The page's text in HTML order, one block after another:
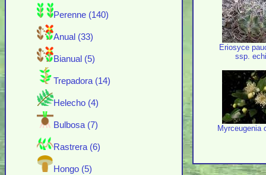
Perenne (140)
Anual (33)
Bianual (5)
Trepadora (14)
Helecho (4)
Bulbosa (7)
Rastrera (6)
Hongo (5)
Eriosyce
ssp.
Myrceugenia